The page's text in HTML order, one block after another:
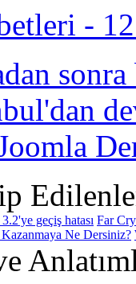
-
geçiş hatası Far
Ne Dersiniz?